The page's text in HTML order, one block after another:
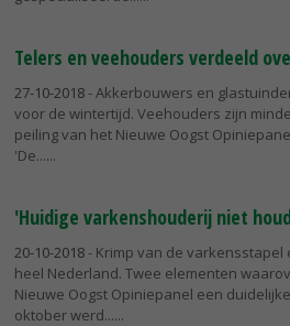
Telers en veehouders verdeeld
27-10-2018- Akkerbouwers en
voor de wintertijd. Veehouders zijn
peiling van het Nieuwe Oogst
'De...
'Huidige varkenshouderij niet
20-10-2018- Krimp van de
heel Nederland. Twee elementen
Nieuwe Oogst Opiniepanel een
oktober werd...